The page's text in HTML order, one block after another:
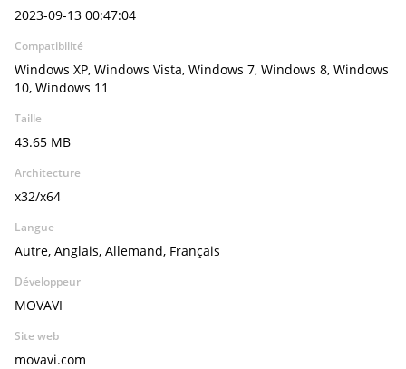
2023-09-13 00:47:04
Compatibilité
Windows XP, Windows Vista, Windows 7, Windows 8, Windows
10, Windows 11
Taille
43.65 MB
Architecture
x32/x64
Langue
Autre, Anglais, Allemand, Français
Développeur
MOVAVI
Site web
movavi.com